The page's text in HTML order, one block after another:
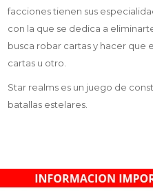
facciones tienen sus
con la que se dedica a
busca robar cartas y hacer que
cartas u otro.
Star realms es un juego de
batallas estelares.